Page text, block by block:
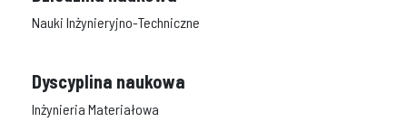
Nauki Inżynieryjno-Techniczne
Dyscyplina naukowa
Inżynieria Materiałowa